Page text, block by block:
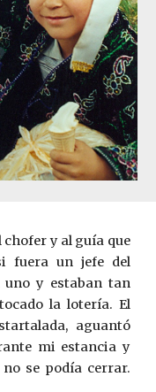
y al guía que
fuera un jefe del
uno y estaban tan
la lotería. El
aguantó
mi estancia y
se podía cerrar.